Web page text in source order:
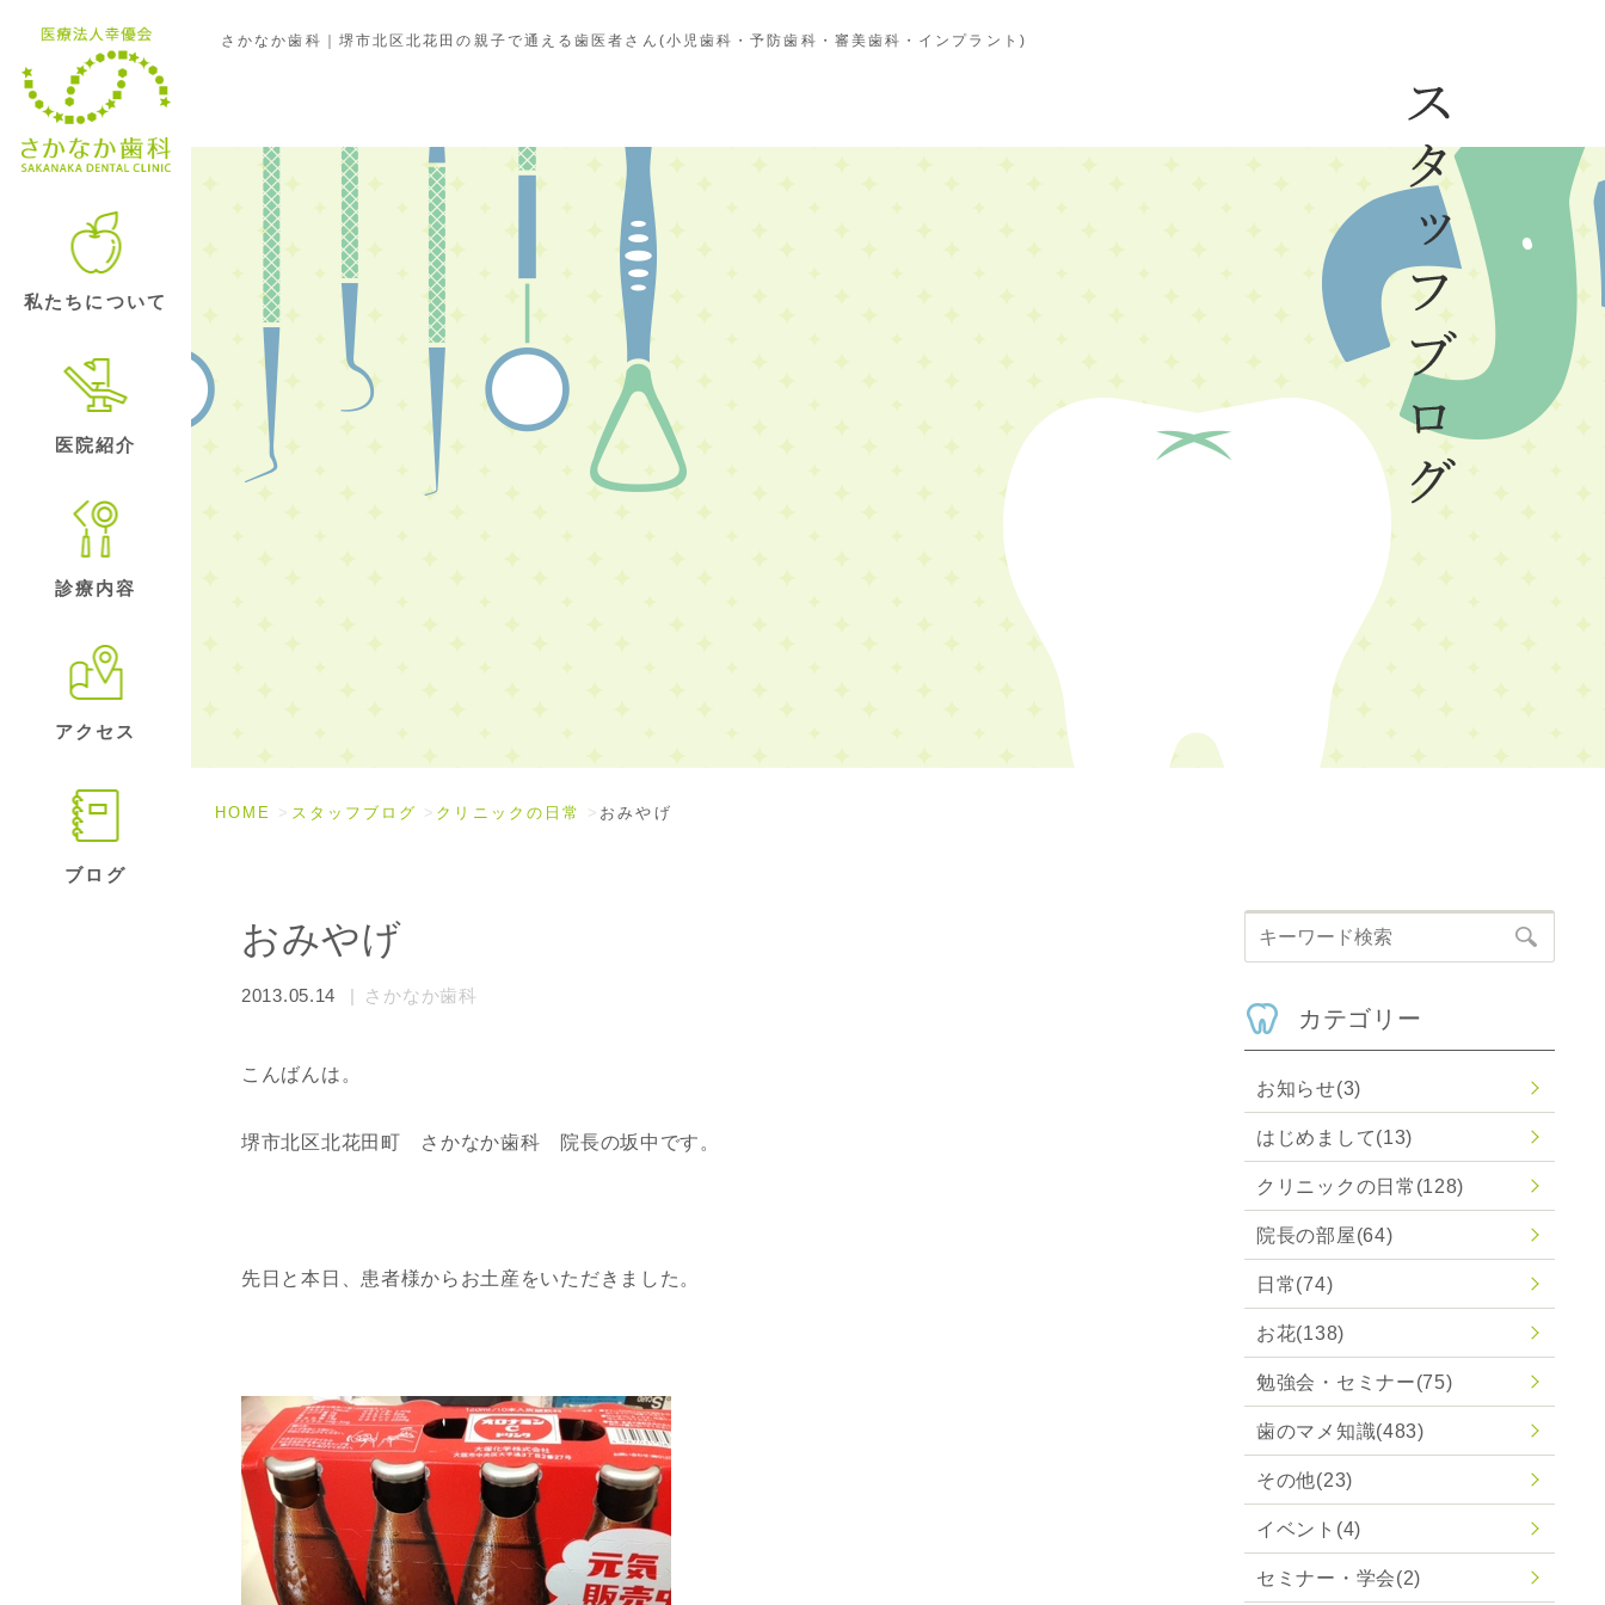
さかなか歯科｜堺市北区北花田の親子で通える歯医者さん(小児歯科・予防歯科・審美歯科・インプラント)
私たちについて
医院紹介
診療内容
アクセス
ブログ
HOME スタッフブログ クリニックの日常 おみやげ
クリニックの日常
おみやげ
2013.05.14 さかなか歯科
こんばんは。
堺市北区北花田町 さかなか歯科 院長の坂中です。
先日と本日、患者様からお土産をいただきました。
カテゴリー
お知らせ(3)
はじめまして(13)
クリニックの日常 (128)
院長の部屋(64)
日常(74)
お花(138)
勉強会・セミナー(75)
歯のマメ知識(483)
その他(23)
イベント (4)
セミナー・学会(2)